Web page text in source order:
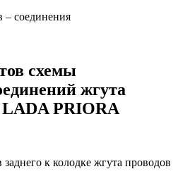
– соединения
схемы
жгута
LADA PRIORA
к колодке жгута проводов